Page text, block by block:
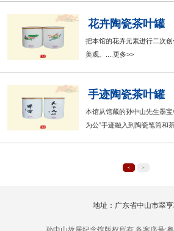
花卉陶瓷茶叶罐
把本馆的花卉元素进行二次
美观。....更多>>
手迹陶瓷茶叶罐
本馆从馆藏的孙中山先生墨宝
为公”手迹融入到陶瓷笔筒和
< >
地址：广东省中山市翠